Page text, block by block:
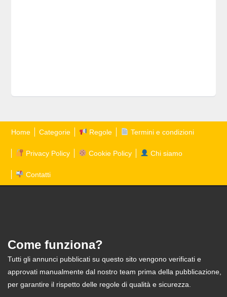
Home Categorie Regole Termini e condizioni
Privacy Policy Cookie Policy Chi siamo
Contatti
Come funziona?
Tutti gli annunci pubblicati su questo sito vengono verificati e
approvati manualmente dal nostro team prima della pubblicazione,
per garantire il rispetto delle regole di qualità e sicurezza.